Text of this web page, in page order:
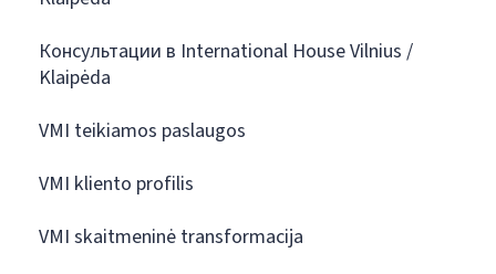
Консультации в International House Vilnius /
Klaipėda
VMI teikiamos paslaugos
VMI kliento profilis
VMI skaitmeninė transformacija